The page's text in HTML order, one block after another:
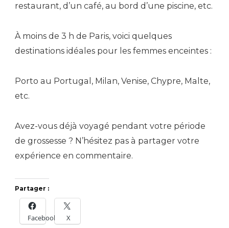
restaurant, d’un café, au bord d’une piscine, etc.
À moins de 3 h de Paris, voici quelques
destinations idéales pour les femmes enceintes :
Porto au Portugal, Milan, Venise, Chypre, Malte,
etc.
Avez-vous déjà voyagé pendant votre période
de grossesse ? N’hésitez pas à partager votre
expérience en commentaire.
Partager :
Facebook X